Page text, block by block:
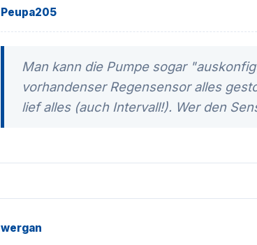
Peupa205
Man kann die Pumpe sogar
vorhandenser Regensensor alles
lief alles (auch Intervall!). Wer den
wergan